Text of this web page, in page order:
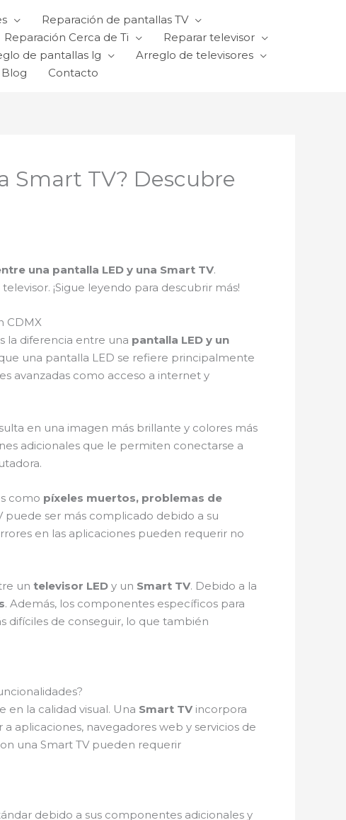
Reparación de pantallas TV
Reparación Cerca de Ti
Reparar televisor
de pantallas lg
Arreglo de televisores
Blog Contacto
Smart TV? Descubre
una pantalla LED y una Smart TV.
¡Sigue leyendo para descubrir más!
CDMX
la diferencia entre una pantalla LED y un
una pantalla LED se refiere principalmente
avanzadas como acceso a internet y
en una imagen más brillante y colores más
adicionales que le permiten conectarse a
como píxeles muertos, problemas de
puede ser más complicado debido a su
en las aplicaciones pueden requerir no
un televisor LED y un Smart TV. Debido a la
. Además, los componentes específicos para
difíciles de conseguir, lo que también
en la calidad visual. Una Smart TV incorpora
aplicaciones, navegadores web y servicios de
una Smart TV pueden requerir
debido a sus componentes adicionales y